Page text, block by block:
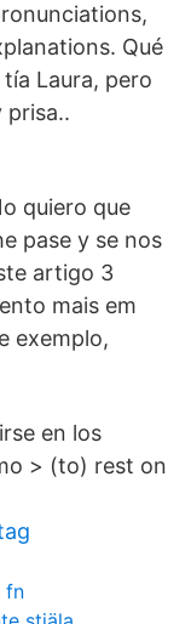
Qué
Laura, pero
prisa..
quiero que
pase y se nos
artigo 3
mais em
exemplo,
en los
> (to) rest on
fn